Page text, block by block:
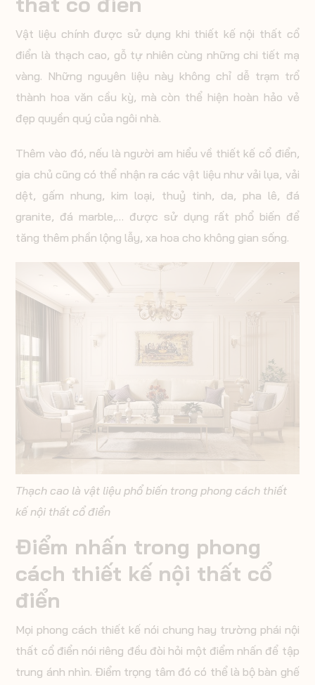
Vật liệu chính được sử dụng khi thiết kế nội thất cổ
điển là thạch cao, gỗ tự nhiên cùng những chi tiết mạ
vàng. Những nguyên liệu này không chỉ dễ trạm trổ
thành hoa văn cầu kỳ, mà còn thể hiện hoàn hảo vẻ
đẹp quyền quý của ngôi nhà.
Thêm vào đó, nếu là người am hiểu về thiết kế cổ điển,
gia chủ cũng có thể nhận ra các vật liệu như vải lụa, vải
dệt, gấm nhung, kim loại, thuỷ tinh, da, pha lê, đá
granite, đá marble,… được sử dụng rất phổ biến để
tăng thêm phần lộng lẫy, xa hoa cho không gian sống.
Thạch cao là vật liệu phổ biến trong phong cách thiết
kế nội thất cổ điển
Điểm nhấn trong phong
cách thiết kế nội thất cổ
điển
Mọi phong cách thiết kế nói chung hay trường phái nội
thất cổ điển nói riêng đều đòi hỏi một điểm nhấn để tập
trung ánh nhìn. Điểm trọng tâm đó có thể là bộ bàn ghế